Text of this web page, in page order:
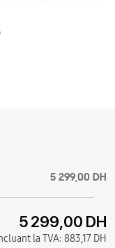
5 299,00 DH
5 299,00 DH
la TVA: 883,17 DH